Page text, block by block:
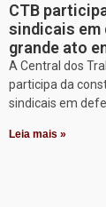
CTB
sindicais em
grande ato
A Central dos
participa da
sindicais em
Leia mais »